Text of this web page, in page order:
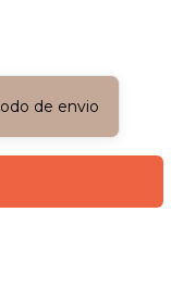
de envio